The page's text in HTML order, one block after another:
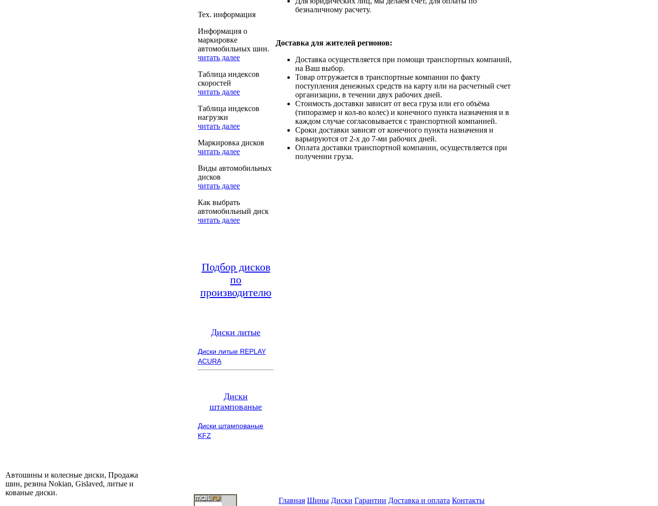
Тех. информация
Информация о
маркировке
автомобильных шин.
читать далее
Таблица индексов
скоростей
читать далее
Таблица индексов
нагрузки
читать далее
Маркировка дисков
читать далее
Виды автомобильных
дисков
читать далее
Как выбрать
автомобильный диск
читать далее
Подбор дисков
по
производителю
Диски литые
Диски литые REPLAY
ACURA
Диски
штампованые
Диски штампованые
KFZ
безналичному расчету.
Доставка для жителей регионов:
Доставка осуществляется при помощи транспортных компаний,
на Ваш выбор.
Товар отгружается в транспортные компании по факту
поступления денежных средств на карту или на расчетный счет
организации, в течении двух рабочих дней.
Стоимость доставки зависит от веса груза или его объёма
(типоразмер и кол-во колес) и конечного пункта назначения и в
каждом случае согласовывается с транспортной компанией.
Сроки доставки зависят от конечного пункта назначения и
варьируются от 2-х до 7-ми рабочих дней.
Оплата доставки транспортной компании, осуществляется при
получении груза.
Автошины и колесные диски, Продажа
шин, резина Nokian, Gislaved, литые и
кованые диски.
Главная Шины Диски Гарантии Доставка и оплата Контакты